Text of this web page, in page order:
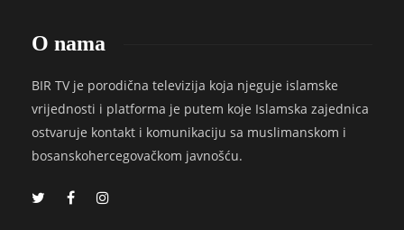
O nama
BIR TV je porodična televizija koja njeguje islamske
vrijednosti i platforma je putem koje Islamska zajednica
ostvaruje kontakt i komunikaciju sa muslimanskom i
bosanskohercegovačkom javnošću.